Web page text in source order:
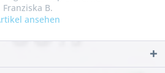
Franziska B.
ansehen